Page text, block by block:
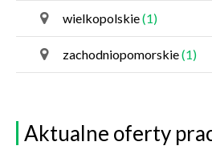
wielkopolskie(1)
zachodniopomorskie(1)
Aktualne oferty